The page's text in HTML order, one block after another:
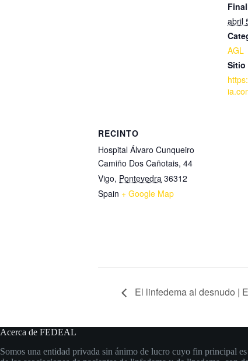
abril
AGL
Sitio
RECINTO
Hospital Álvaro Cunqueiro
Camiño Dos Cañotais, 44
Vigo, Pontevedra 36312
Spain + Google Map
El linfedema al desnudo |
Acerca de FEDEAL
Somos una entidad privada sin ánimo de lucro cuyo fin principal